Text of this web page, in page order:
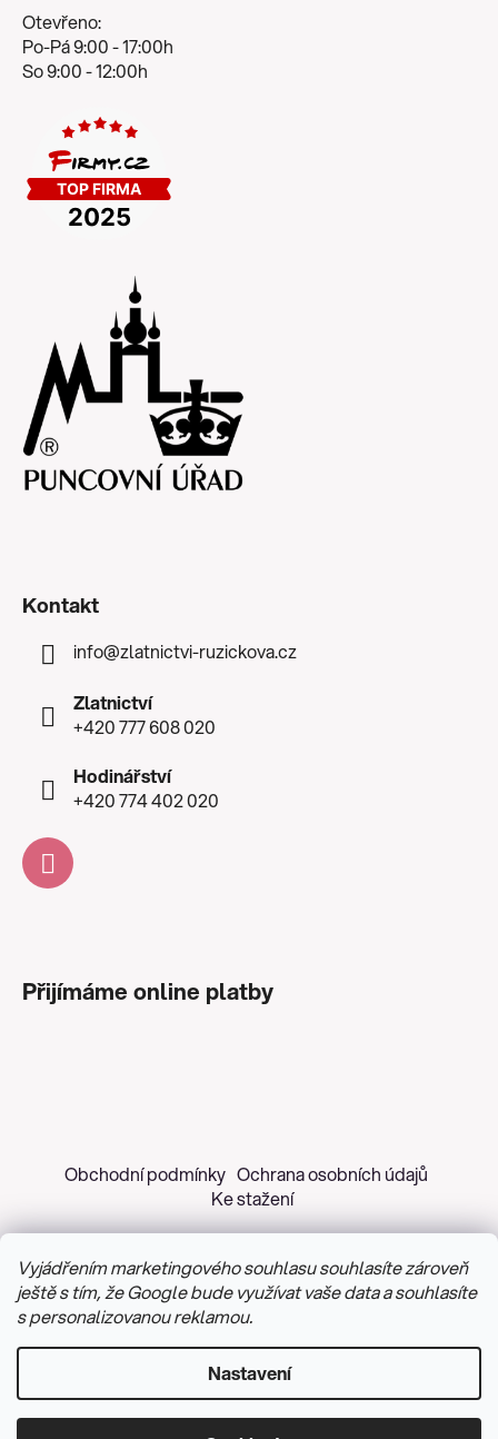
Vyjádřením marketingového souhlasu souhlasíte zároveň
ještě s tím, že Google bude využívat vaše data a souhlasíte
s personalizovanou reklamou.
Nastavení
Otevřeno:
Po-Pá 9:00 - 17:00h
So 9:00 - 12:00h
Kontakt
info@zlatnictvi-ruzickova.cz
Zlatnictví
+420 777 608 020
Hodinářství
+420 774 402 020
Přijímáme online platby
Obchodní podmínky Ochrana osobních údajů
Ke stažení
Vytvořil Shoptet&PekneWeby
Upravit nastavení cookies